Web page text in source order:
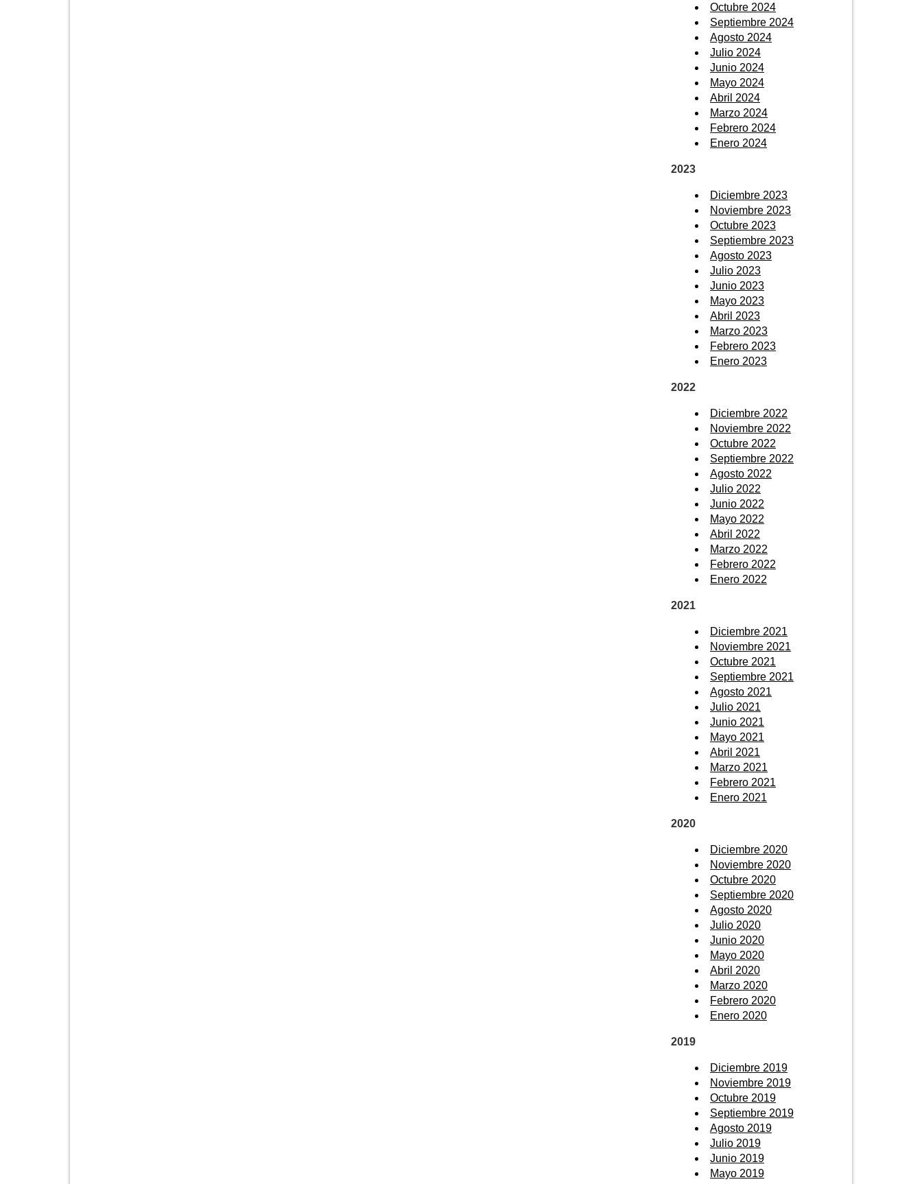
Octubre 2024
Septiembre 2024
Agosto 2024
Julio 2024
Junio 2024
Mayo 2024
Abril 2024
Marzo 2024
Febrero 2024
Enero 2024
2023
Diciembre 2023
Noviembre 2023
Octubre 2023
Septiembre 2023
Agosto 2023
Julio 2023
Junio 2023
Mayo 2023
Abril 2023
Marzo 2023
Febrero 2023
Enero 2023
2022
Diciembre 2022
Noviembre 2022
Octubre 2022
Septiembre 2022
Agosto 2022
Julio 2022
Junio 2022
Mayo 2022
Abril 2022
Marzo 2022
Febrero 2022
Enero 2022
2021
Diciembre 2021
Noviembre 2021
Octubre 2021
Septiembre 2021
Agosto 2021
Julio 2021
Junio 2021
Mayo 2021
Abril 2021
Marzo 2021
Febrero 2021
Enero 2021
2020
Diciembre 2020
Noviembre 2020
Octubre 2020
Septiembre 2020
Agosto 2020
Julio 2020
Junio 2020
Mayo 2020
Abril 2020
Marzo 2020
Febrero 2020
Enero 2020
2019
Diciembre 2019
Noviembre 2019
Octubre 2019
Septiembre 2019
Agosto 2019
Julio 2019
Junio 2019
Mayo 2019